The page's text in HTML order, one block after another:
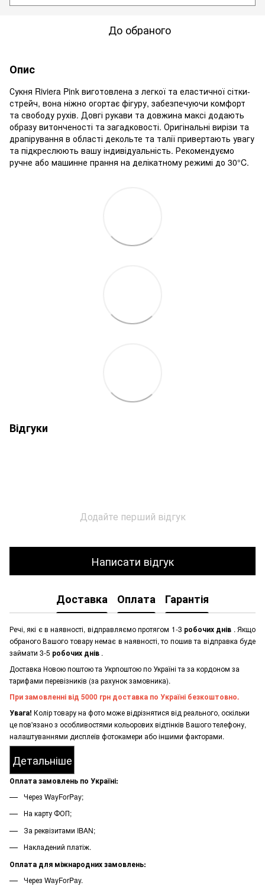
До обраного
Опис
Сукня Riviera Pink виготовлена з легкої та еластичної сітки-
стрейч, вона ніжно огортає фігуру, забезпечуючи комфорт
та свободу рухів. Довгі рукави та довжина максі додають
образу витонченості та загадковості. Оригінальні вирізи та
драпірування в області декольте та талії привертають увагу
та підкреслюють вашу індивідуальність. Рекомендуємо
ручне або машинне прання на делікатному режимі до 30°C.
Відгуки
Додайте перший відгук
Написати відгук
Доставка Оплата Гарантія
Речі, які є в наявності, відправляємо протягом 1-3 робочих днів . Якщо
обраного Вашого товару немає в наявності, то пошив та відправка буде
займати 3-5 робочих днів .
Доставка Новою поштою та Укрпоштою по Україні та за кордоном за
тарифами перевізників (за рахунок замовника).
При замовленні від 5000 грн доставка по Україні безкоштовно.
Увага! Колір товару на фото може відрізнятися від реального, оскільки
це пов'язано з особливостями кольорових відтінків Вашого телефону,
налаштуваннями дисплеїв фотокамери або іншими факторами.
Детальніше
Оплата замовлень по Україні:
Через WayForPay;
На карту ФОП;
За реквізитами IBAN;
Накладений платіж.
Оплата для міжнародних замовлень:
Через WayForPay.